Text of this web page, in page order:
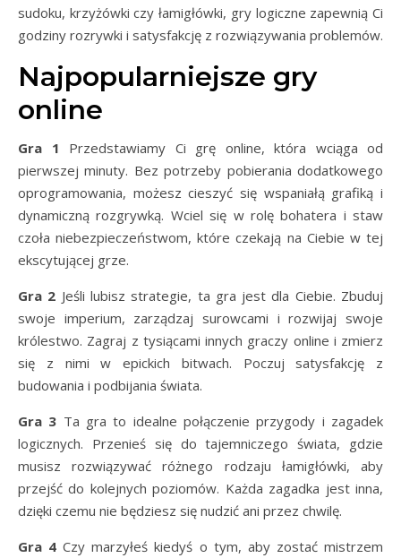
sudoku, krzyżówki czy łamigłówki, gry logiczne zapewnią Ci
godziny rozrywki i satysfakcję z rozwiązywania problemów.
Najpopularniejsze gry
online
Gra 1 Przedstawiamy Ci grę online, która wciąga od
pierwszej minuty. Bez potrzeby pobierania dodatkowego
oprogramowania, możesz cieszyć się wspaniałą grafiką i
dynamiczną rozgrywką. Wciel się w rolę bohatera i staw
czoła niebezpieczeństwom, które czekają na Ciebie w tej
ekscytującej grze.
Gra 2 Jeśli lubisz strategie, ta gra jest dla Ciebie. Zbuduj
swoje imperium, zarządzaj surowcami i rozwijaj swoje
królestwo. Zagraj z tysiącami innych graczy online i zmierz
się z nimi w epickich bitwach. Poczuj satysfakcję z
budowania i podbijania świata.
Gra 3 Ta gra to idealne połączenie przygody i zagadek
logicznych. Przenieś się do tajemniczego świata, gdzie
musisz rozwiązywać różnego rodzaju łamigłówki, aby
przejść do kolejnych poziomów. Każda zagadka jest inna,
dzięki czemu nie będziesz się nudzić ani przez chwilę.
Gra 4 Czy marzyłeś kiedyś o tym, aby zostać mistrzem